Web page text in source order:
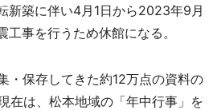
新築に伴い4月1日から2023年9月
事を行うため休館になる。
保存してきた約12万点の資料の
在は、松本地域の「年中行事」を